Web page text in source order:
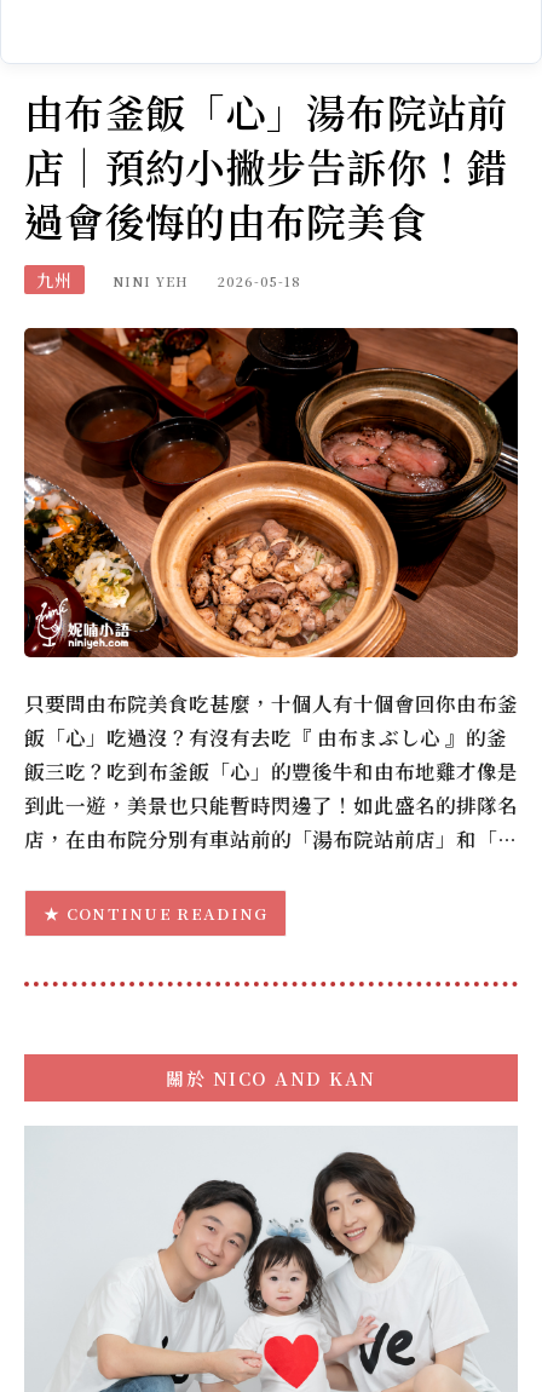
由布釜飯「心」湯布院站前
店｜預約小撇步告訴你！錯
過會後悔的由布院美食
九州 NINI YEH 2026-05-18
只要問由布院美食吃甚麼，十個人有十個會回你由布釜
飯「心」吃過沒？有沒有去吃『 由布まぶし心 』的釜
飯三吃？吃到布釜飯「心」的豐後牛和由布地雞才像是
到此一遊，美景也只能暫時閃邊了！如此盛名的排隊名
店，在由布院分別有車站前的「湯布院站前店」和「…
CONTINUE READING
關於 NICO AND KAN